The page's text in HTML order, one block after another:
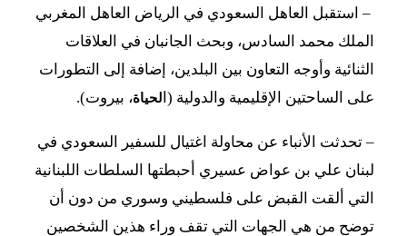
– استقبل العاهل السعودي في الرياض العاهل المغربي
الملك محمد السادس، وبحث الجانبان في العلاقات
الثنائية وأوجه التعاون بين البلدين، إضافة إلى التطورات
على الساحتين الإقليمية والدولية (ا لحياة، بيروت).
– تحدثت الأنباء عن محاولة اغتيال للسفير السعودي في
لبنان علي بن عواض عسيري أحبطتها السلطات اللبنانية
التي ألقت القبض على فلسطيني وسوري من دون أن
توضح من هي الجهات التي تقف وراء هذين الشخصين